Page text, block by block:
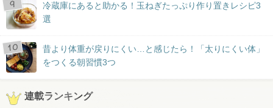
冷蔵庫にあると助かる！玉ねぎたっぷり作り置きレシピ3
選
昔より体重が戻りにくい…と感じたら！「太りにくい体」
をつくる朝習慣3つ
連載ランキング